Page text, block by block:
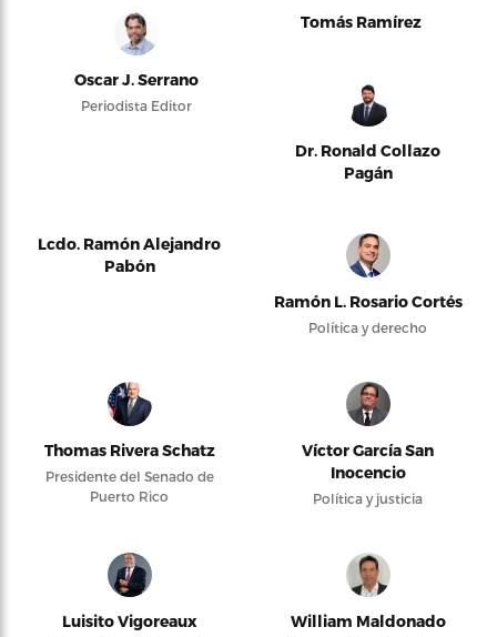
Oscar J. Serrano
Periodista Editor
Tomás Ramírez
Dr. Ronald Collazo
Pagán
Lcdo. Ramón Alejandro
Pabón
Ramón L. Rosario Cortés
Política y derecho
Thomas Rivera Schatz
Presidente del Senado de
Puerto Rico
Víctor García San
Inocencio
Política y justicia
Luisito Vigoreaux William Maldonado